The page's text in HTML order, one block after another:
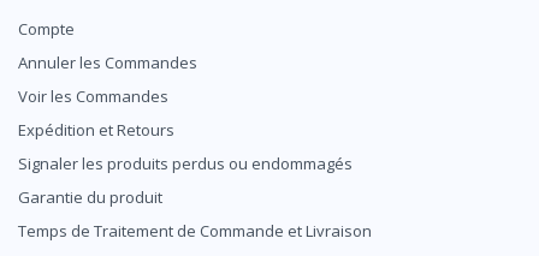
Compte
Annuler les Commandes
Voir les Commandes
Expédition et Retours
Signaler les produits perdus ou endommagés
Garantie du produit
Temps de Traitement de Commande et Livraison